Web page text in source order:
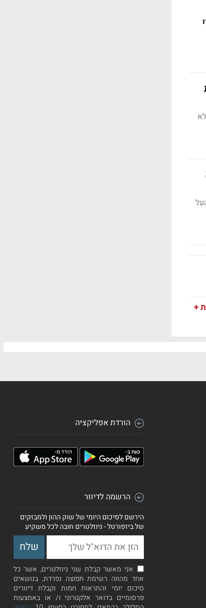
העל
+
הורדת אפליקציה
הרשמה לדיוור
הירשם לסיכום היומי של שוק ההון ולמבזקים
של ביזפורטל - ניוזלטרים חובה לכל משקיע
אני מאשר קבלת שני ניוזלטרים, אשר כל
אחד מהווה רשימת תפוצה נפרדת, בנושאים
סיכום יומי והתראות חמות וקבלת דיוורים
פרסומיים בדואר אלקטרוני ו/ או באמצעות